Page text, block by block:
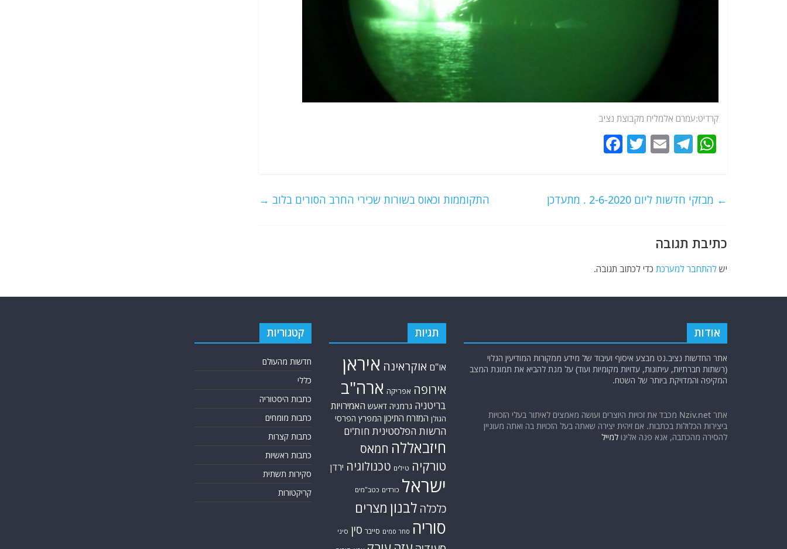
קרדיט:עמרם אלמליח מקבוצת נציב
W
s
p
p
T
g
m
E
l
T
er
e
k
← מבזקי חדשות ליום 2-6-2020 . מתעדכן התקוממות וכאוס בשורות שכירי החרב הסורים בלוב →
כתיבת תגובה
יש להתחבר למערכת כדי לכתוב תגובה.
אודות
אתר החדשות נציב.נט מבצע איסוף ועיבוד של מידע ממקורות המודיעין הגלוי
(רשתות חברתיות, עיתונות, עדויות מקומיות ועוד) על מנת להביא את תמונת המצב
המקיפה והמדויקת ביותר של השטח.
אתר Nziv.net מכבד את זכויות היוצרים ועושה מאמצים לאיתור בעלי הזכויות
ביצירות הכלולות בכתבות. אם זיהית יצירה שאתה בעל הזכויות בה ואתה מעוניין
להסירה מהכתבה, אנא פנה אלינו למייל
תגיות
או"ם אוקראינה איראן
אירופה אפריקה ארה"ב
בריטניה גרמניה דאעש האמירויות
הגולן המזרח התיכון המפרץ הפרסי
הרשות הפלסטינית חות'ים
חיזבאללה חמאס
טורקיה טילים טכנולוגיה ירדן
ישראל כורדים כטב"מים
כלכלה לבנון מצרים
סוריה סחר סמים סייבר סין סיני
קטגוריות
חדשות מהעולם
כללי
כתבות היסטוריה
כתבות מומחים
כתבות קצרות
כתבות ראשיות
סקירות תשתית
קריקטורות